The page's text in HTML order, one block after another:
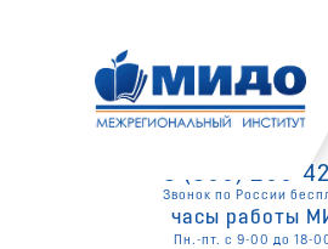
8 (800) 200-
Звонок по России
часы работы
Пн.-пт. с 9-00 до 18-